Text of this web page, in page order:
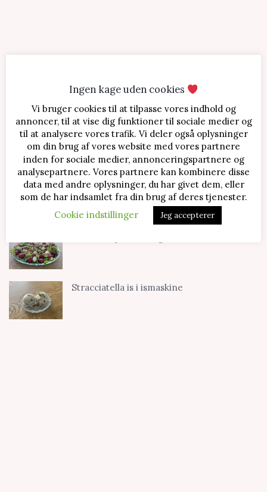
SENESTE OPSKRIFTER
Jordbærtærte med mascarponecreme
Klassisk cheesecake med kirsebær
Stracciatella is i ismaskine
Ingen kage uden cookies
Vi bruger cookies til at tilpasse vores indhold og
annoncer, til at vise dig funktioner til sociale medier og
til at analysere vores trafik. Vi deler også oplysninger
om din brug af vores website med vores partnere
inden for sociale medier, annonceringspartnere og
analysepartnere. Vores partnere kan kombinere disse
data med andre oplysninger, du har givet dem, eller
som de har indsamlet fra din brug af deres tjenester.
Cookie indstillinger
Jeg accepterer